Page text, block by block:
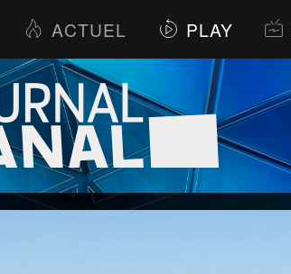
ACTUEL PLAY